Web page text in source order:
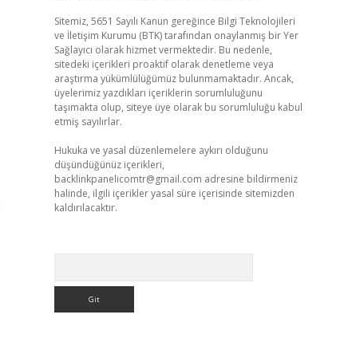
Sitemiz, 5651 Sayılı Kanun gereğince Bilgi Teknolojileri
ve İletişim Kurumu (BTK) tarafından onaylanmış bir Yer
Sağlayıcı olarak hizmet vermektedir. Bu nedenle,
sitedeki içerikleri proaktif olarak denetleme veya
araştırma yükümlülüğümüz bulunmamaktadır. Ancak,
üyelerimiz yazdıkları içeriklerin sorumluluğunu
taşımakta olup, siteye üye olarak bu sorumluluğu kabul
etmiş sayılırlar.
Hukuka ve yasal düzenlemelere aykırı olduğunu
düşündüğünüz içerikleri,
backlinkpanelicomtr@gmail.com adresine bildirmeniz
halinde, ilgili içerikler yasal süre içerisinde sitemizden
kaldırılacaktır.